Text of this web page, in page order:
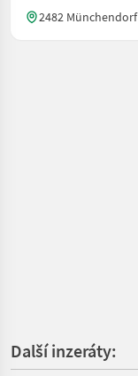
2482
Další inzeráty: